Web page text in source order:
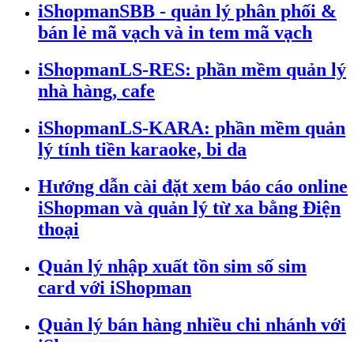
iShopmanSBB - quản lý phân phối &
bán lẻ mã vạch và in tem mã vạch
iShopmanLS-RES: phần mềm quản lý
nhà hàng, cafe
iShopmanLS-KARA: phần mềm quản
lý tính tiền karaoke, bi da
Hướng dẫn cài đặt xem báo cáo online
iShopman và quản lý từ xa bằng Điện
thoại
Quản lý nhập xuất tồn sim số sim
card với iShopman
Quản lý bán hàng nhiều chi nhánh với